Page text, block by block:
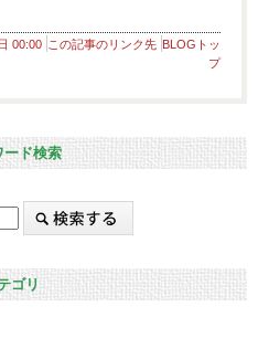
00:00 この記事のリンク先 BLOGトッ
プ
ード検索
ゴリ